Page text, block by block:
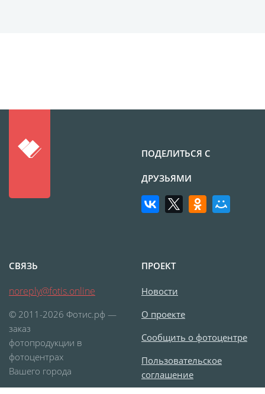
Металлическая
Фото на галстуке
Фото на фартуке
Фото на тарелке
Фото на кружках
Фото на футболках
ПОДЕЛИТЬСЯ С
ДРУЗЬЯМИ
СВЯЗЬ
noreply@fotis.online
© 2011-2026 Фотис.рф —
заказ
фотопродукции в
фотоцентрах
Вашего города
ПРОЕКТ
Новости
О проекте
Сообщить о фотоцентре
Пользовательское
соглашение